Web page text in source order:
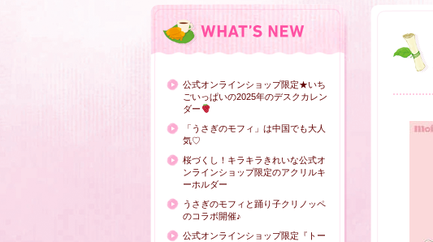
公式オンラインショップ限定★いち
ごいっぱいの2025年のデスクカレン
ダー
「うさぎのモフィ」は中国でも大人
気♡
桜づくし！キラキラきれいな公式オ
ンラインショップ限定のアクリルキ
ーホルダー
うさぎのモフィと踊り子クリノッペ
のコラボ開催♪
公式オンラインショップ限定『トー